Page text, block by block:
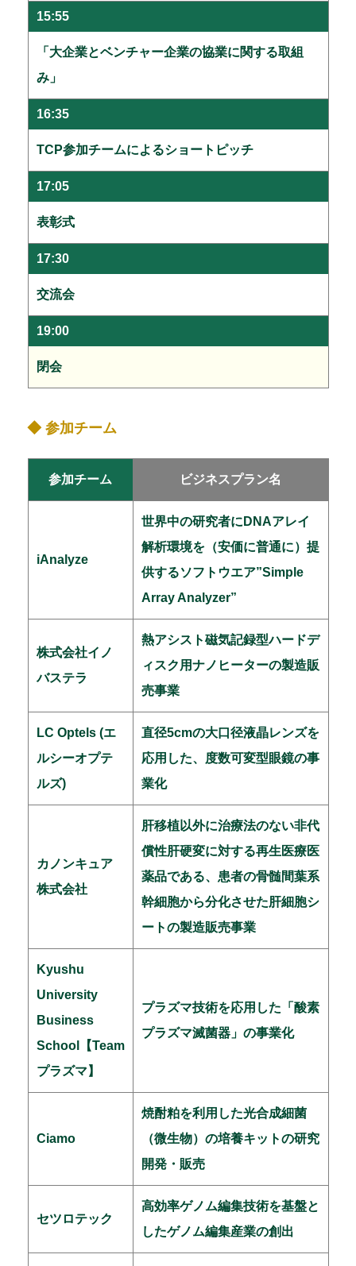
15:55
「大企業とベンチャー企業の協業に関する取組
み」
16:35
TCP参加チームによるショートピッチ
17:05
表彰式
17:30
交流会
19:00
閉会
◆ 参加チーム
参加チーム ビジネスプラン名
iAnalyze
世界中の研究者にDNAアレイ
解析環境を（安価に普通に）提
供するソフトウエア”Simple
Array Analyzer”
株式会社イノ
バステラ
熱アシスト磁気記録型ハードデ
ィスク用ナノヒーターの製造販
売事業
LC Optels (エ
ルシーオプテ
ルズ)
直径5cmの大口径液晶レンズを
応用した、度数可変型眼鏡の事
業化
カノンキュア
株式会社
肝移植以外に治療法のない非代
償性肝硬変に対する再生医療医
薬品である、患者の骨髄間葉系
幹細胞から分化させた肝細胞シ
ートの製造販売事業
Kyushu
University
Business
School【Team
プラズマ】
プラズマ技術を応用した「酸素
プラズマ滅菌器」の事業化
Ciamo
焼酎粕を利用した光合成細菌
（微生物）の培養キットの研究
開発・販売
セツロテック
高効率ゲノム編集技術を基盤と
したゲノム編集産業の創出